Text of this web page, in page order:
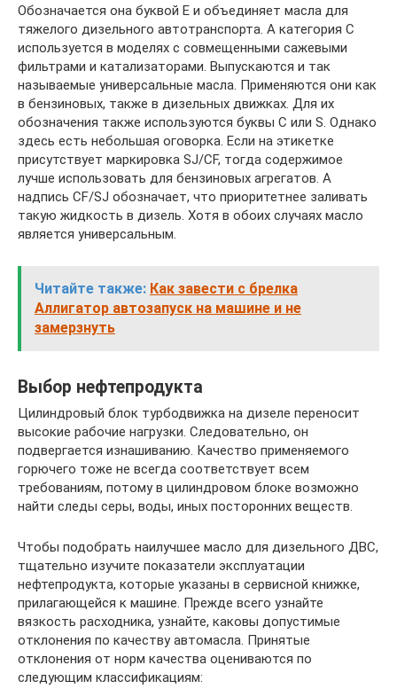
Обозначается она буквой E и объединяет масла для
тяжелого дизельного автотранспорта. А категория С
используется в моделях с совмещенными сажевыми
фильтрами и катализаторами. Выпускаются и так
называемые универсальные масла. Применяются они как
в бензиновых, также в дизельных движках. Для их
обозначения также используются буквы С или S. Однако
здесь есть небольшая оговорка. Если на этикетке
присутствует маркировка SJ/CF, тогда содержимое
лучше использовать для бензиновых агрегатов. А
надпись CF/SJ обозначает, что приоритетнее заливать
такую жидкость в дизель. Хотя в обоих случаях масло
является универсальным.
Читайте также: Как завести с брелка
Аллигатор автозапуск на машине и не
замерзнуть
Выбор нефтепродукта
Цилиндровый блок турбодвижка на дизеле переносит
высокие рабочие нагрузки. Следовательно, он
подвергается изнашиванию. Качество применяемого
горючего тоже не всегда соответствует всем
требованиям, потому в цилиндровом блоке возможно
найти следы серы, воды, иных посторонних веществ.
Чтобы подобрать наилучшее масло для дизельного ДВС,
тщательно изучите показатели эксплуатации
нефтепродукта, которые указаны в сервисной книжке,
прилагающейся к машине. Прежде всего узнайте
вязкость расходника, узнайте, каковы допустимые
отклонения по качеству автомасла. Принятые
отклонения от норм качества оцениваются по
следующим классификациям: